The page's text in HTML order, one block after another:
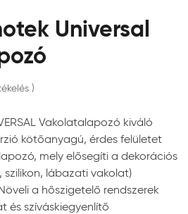
Universal
)
Vakolatalapozó kiváló
kötőanyagú, érdes felületet
mely elősegíti a dekorációs
szilikon, lábazati vakolat)
a hőszigetelő rendszerek
és szíváskiegyenlítő